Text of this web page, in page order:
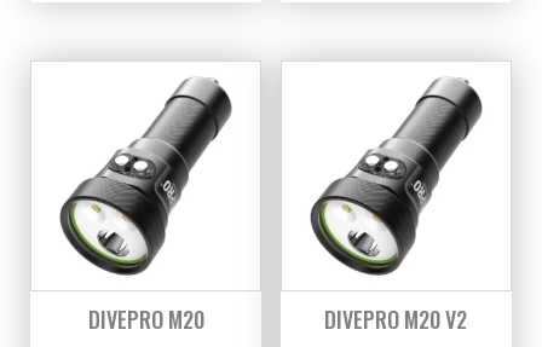
DIVEPRO M20
DIVEPRO M20 V2